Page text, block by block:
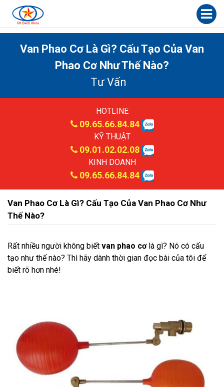
Van Phao Cơ Là Gì? Cấu Tạo Của Van
Phao Cơ Như Thế Nào?
Tư Vấn
HOTLINE
09.65.66.84.84
KỸ THUẬT
09.01.02.02.08
KINH DOANH
09.65.66.84.84
Van Phao Cơ Là Gì? Cấu Tạo Của Van Phao Cơ Như
Thế Nào?
Rất nhiều người không biết van phao cơ là gì? Nó có cấu
tạo như thế nào? Thì hãy dành thời gian đọc bài của tôi để
biết rõ hơn nhé!